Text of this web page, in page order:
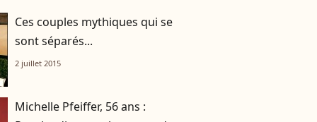
Ces couples mythiques qui se
sont séparés...
2 juillet 2015
Michelle Pfeiffer, 56 ans :